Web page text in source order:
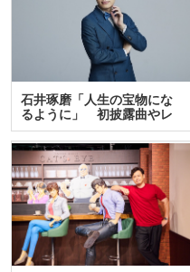
石井琢磨「人生の宝物にな
るように」 初披露曲やレ
ア…